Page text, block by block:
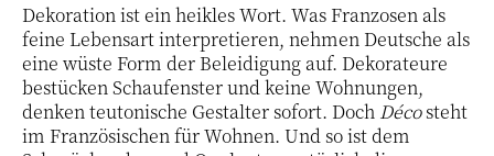
Dekoration ist ein heikles Wort. Was Franzosen als
feine Lebensart interpretieren, nehmen Deutsche als
eine wüste Form der Beleidigung auf. Dekorateure
bestücken Schaufenster und keine Wohnungen,
denken teutonische Gestalter sofort. Doch Décosteht
im Französischen für Wohnen. Und so ist dem